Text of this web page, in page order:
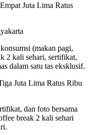
Juta Lima Ratus
(makan pagi,
2 kali sehari, sertifikat,
dalam satu tas eksklusif.
Juta Lima Ratus Ribu
dan foto bersama
break 2 kali sehari